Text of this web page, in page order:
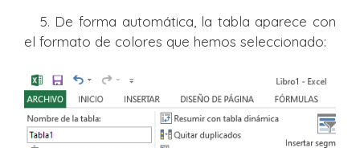
5. De forma automática, la tabla aparece con
el formato de colores que hemos seleccionado: